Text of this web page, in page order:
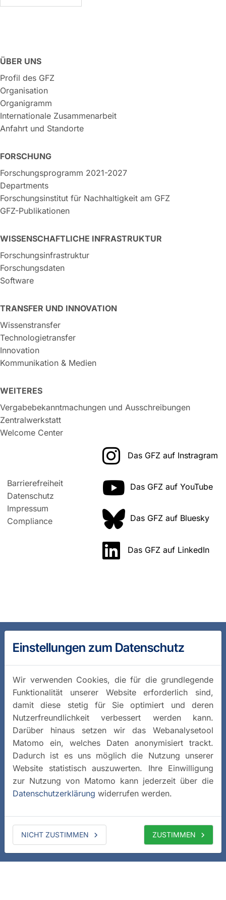
ÜBER UNS
Profil des GFZ
Organisation
Organigramm
Internationale Zusammenarbeit
Anfahrt und Standorte
FORSCHUNG
Forschungsprogramm 2021-2027
Departments
Forschungsinstitut für Nachhaltigkeit am GFZ
GFZ-Publikationen
WISSENSCHAFTLICHE INFRASTRUKTUR
Forschungsinfrastruktur
Forschungsdaten
Software
TRANSFER UND INNOVATION
Wissenstransfer
Technologietransfer
Innovation
Kommunikation & Medien
WEITERES
Vergabebekanntmachungen und Ausschreibungen
Zentralwerkstatt
Welcome Center
Barrierefreiheit
Datenschutz
Impressum
Compliance
Das GFZ auf Instragram
Das GFZ auf YouTube
Das GFZ auf Bluesky
Das GFZ auf LinkedIn
Einstellungen zum Datenschutz
Wir verwenden Cookies, die für die grundlegende
Funktionalität unserer Website erforderlich sind,
damit diese stetig für Sie optimiert und deren
Nutzerfreundlichkeit verbessert werden kann.
Darüber hinaus setzen wir das Webanalysetool
Matomo ein, welches Daten anonymisiert trackt.
Dadurch ist es uns möglich die Nutzung unserer
Website statistisch auszuwerten. Ihre Einwilligung
zur Nutzung von Matomo kann jederzeit über die
Datenschutzerklärung widerrufen werden.
NICHT ZUSTIMMEN ZUSTIMMEN